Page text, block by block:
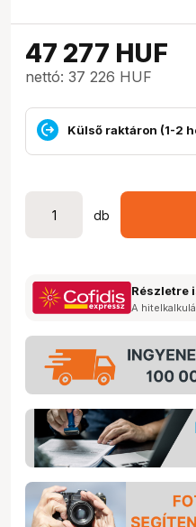
47 277 HUF
nettó: 37 226 HUF
Külső raktáron (1-2
db
Részletre
A